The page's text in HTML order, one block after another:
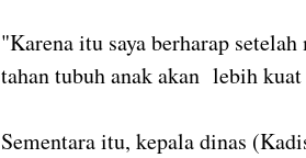
"Karena itu saya berharap
tahan tubuh anak akan lebih
Sementara itu, kepala dinas